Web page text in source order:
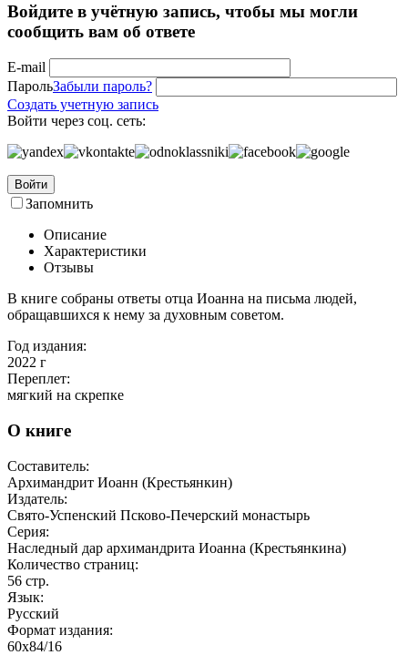
Войдите в учётную запись, чтобы мы могли
сообщить вам об ответе
E-mail
ПарольЗабыли пароль?
Создать учетную запись
Войти через соц. сеть:
Войти
Запомнить
Описание
Характеристики
Отзывы
В книге собраны ответы отца Иоанна на письма людей,
обращавшихся к нему за духовным советом.
Год издания:
2022 г
Переплет:
мягкий на скрепке
О книге
Составитель:
Архимандрит Иоанн (Крестьянкин)
Издатель:
Свято-Успенский Псково-Печерский монастырь
Серия:
Наследный дар архимандрита Иоанна (Крестьянкина)
Количество страниц:
56 стр.
Язык:
Русский
Формат издания:
60x84/16